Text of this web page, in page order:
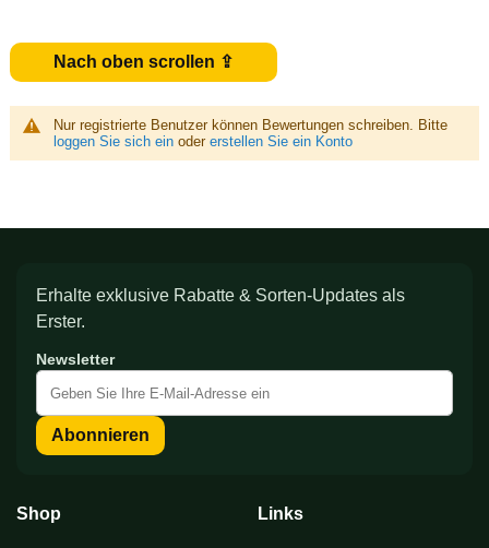
Nach oben scrollen ⇪
Nur registrierte Benutzer können Bewertungen schreiben. Bitte
loggen Sie sich einoder erstellen Sie ein Konto
Erhalte exklusive Rabatte & Sorten-Updates als
Erster.
Newsletter
Melden
Sie
sich
für
an:
Abonnieren
Shop Links